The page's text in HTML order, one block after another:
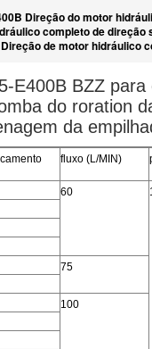
Direção do motor
completo de direção
de motor hidráulico
E400B BZZ
do roration
da
fluxo (L/MIN)
60
75
100